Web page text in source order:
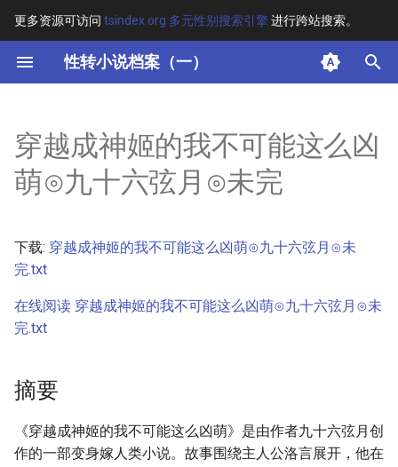
更多资源可访问 tsindex.org 多元性别搜索引擎进行跨站搜索。
性转小说档案（一）
键
开
始
索
其他信息 [Processed Page
Metadata]
穿越成神姬的我不可能这么凶
萌⊙九十六弦月⊙未完
下载: 穿越成神姬的我不可能这么凶萌⊙九十六弦月⊙未
完.txt
在线阅读 穿越成神姬的我不可能这么凶萌⊙九十六弦月⊙未
完.txt
摘要
《穿越成神姬的我不可能这么凶萌》是由作者九十六弦月创
作的一部变身嫁人类小说。故事围绕主人公洛言展开，他在